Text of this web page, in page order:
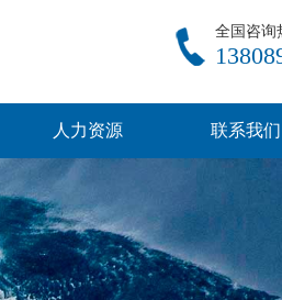
全国咨询
人力资源 联系我们